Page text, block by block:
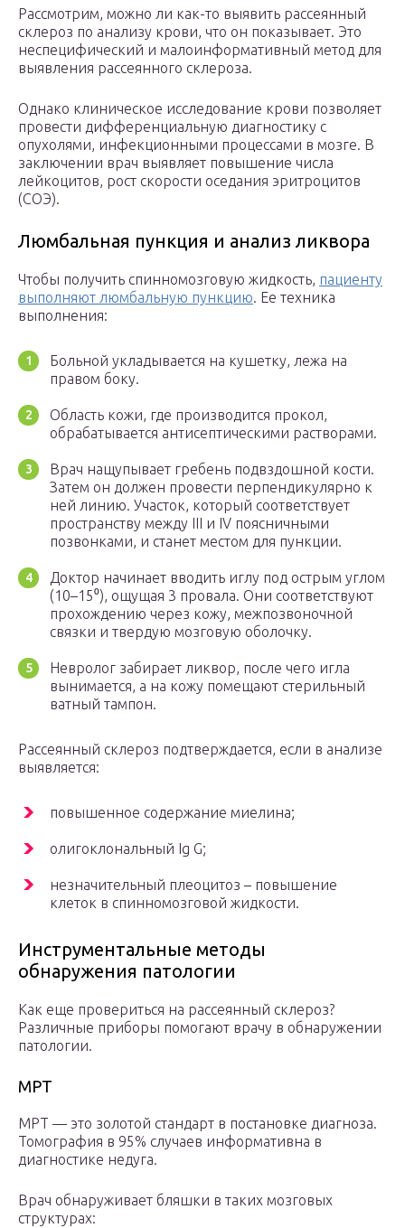
Рассмотрим, можно ли как-то выявить рассеянный
склероз по анализу крови, что он показывает. Это
неспецифический и малоинформативный метод для
выявления рассеянного склероза.
Однако клиническое исследование крови позволяет
провести дифференциальную диагностику с
опухолями, инфекционными процессами в мозге. В
заключении врач выявляет повышение числа
лейкоцитов, рост скорости оседания эритроцитов
(СОЭ).
Люмбальная пункция и анализ ликвора
Чтобы получить спинномозговую жидкость, пациенту
выполняют люмбальную пункцию. Ее техника
выполнения:
Больной укладывается на кушетку, лежа на
правом боку.
Область кожи, где производится прокол,
обрабатывается антисептическими растворами.
Врач нащупывает гребень подвздошной кости.
Затем он должен провести перпендикулярно к
ней линию. Участок, который соответствует
пространству между III и IV поясничными
позвонками, и станет местом для пункции.
Доктор начинает вводить иглу под острым углом
(10–15⁰), ощущая 3 провала. Они соответствуют
прохождению через кожу, межпозвоночной
связки и твердую мозговую оболочку.
Невролог забирает ликвор, после чего игла
вынимается, а на кожу помещают стерильный
ватный тампон.
Рассеянный склероз подтверждается, если в анализе
выявляется:
повышенное содержание миелина;
олигоклональный Ig G;
незначительный плеоцитоз – повышение
клеток в спинномозговой жидкости.
Инструментальные методы
обнаружения патологии
Как еще провериться на рассеянный склероз?
Различные приборы помогают врачу в обнаружении
патологии.
МРТ
МРТ — это золотой стандарт в постановке диагноза.
Томография в 95% случаев информативна в
диагностике недуга.
Врач обнаруживает бляшки в таких мозговых
структурах: